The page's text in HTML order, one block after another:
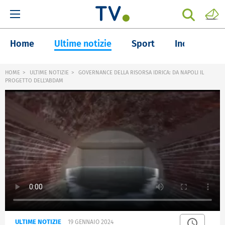
Home Ultime notizie Sport Inchieste
HOME ULTIME NOTIZIE
GOVERNANCE DELLA RISORSA IDRICA: DA NAPOLI IL
PROGETTO DELL'ABDAM
ULTIME NOTIZIE 19 GENNAIO 2024